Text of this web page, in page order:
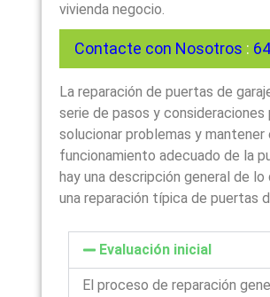
vivienda negocio.
Contacte con Nosotros :
La reparación de puertas de
serie de pasos y consideraciones
solucionar problemas y mantener
funcionamiento adecuado de la
hay una descripción general de lo
una reparación típica de puertas
Evaluación inicial
El proceso de reparación